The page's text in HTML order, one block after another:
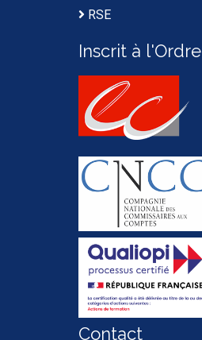
RSE
Inscrit à l'Ordre
Contact